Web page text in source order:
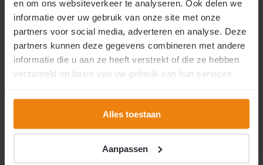
en om ons websiteverkeer te analyseren. Ook delen we
informatie over uw gebruik van onze site met onze
partners voor social media, adverteren en analyse. Deze
partners kunnen deze gegevens combineren met andere
informatie die u aan ze heeft verstrekt of die ze hebben
verzameld op basis van uw gebruik van hun services.
Alles toestaan
Aanpassen
Er zijn nog geen reviews geschreven over dit product..
Specificaties
8785285634172